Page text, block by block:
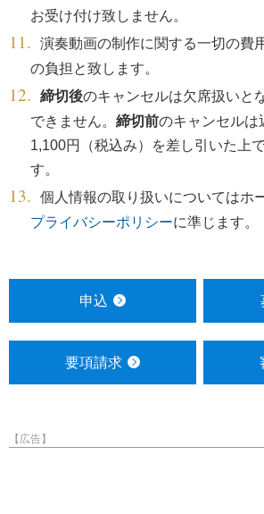
お受け付け致しません。
演奏動画の制作に関する一切の費
の負担と致します。
締切後のキャンセルは欠席扱いと
できません。 締切前のキャンセルは
1,100円（税込み）を差し引いた上
す。
個人情報の取り扱いについてはホ
プライバシーポリシーに準じます。
申込
要項請求